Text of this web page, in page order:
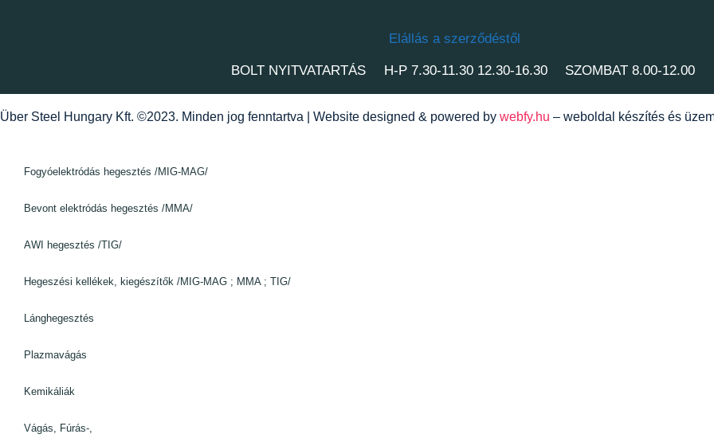
Elállás a szerződéstől
BOLT NYITVATARTÁS H-P 7.30-11.30 12.30-16.30 SZOMBAT 8.00-12.00
Über Steel Hungary Kft. ©2023. Minden jog fenntartva | Website designed & powered by webfy.hu – weboldal készítés és
Fogyóelektródás hegesztés /MIG-MAG/
Bevont elektródás hegesztés /MMA/
AWI hegesztés /TIG/
Hegeszési kellékek, kiegészítők /MIG-MAG ; MMA ; TIG/
Lánghegesztés
Plazmavágás
Kemikáliák
Vágás, Fúrás-,